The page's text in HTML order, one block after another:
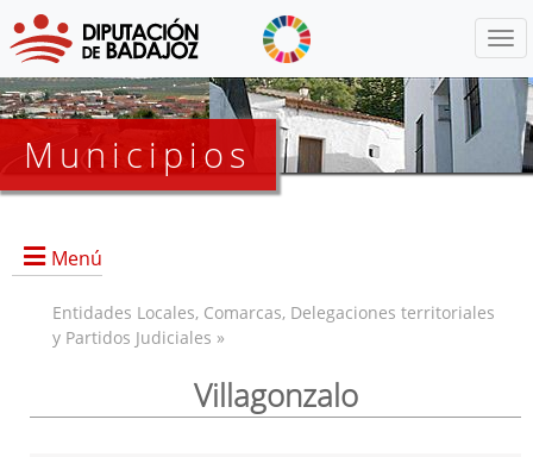
Municipios
Menú
Entidades Locales, Comarcas, Delegaciones territoriales
y Partidos Judiciales »
Villagonzalo